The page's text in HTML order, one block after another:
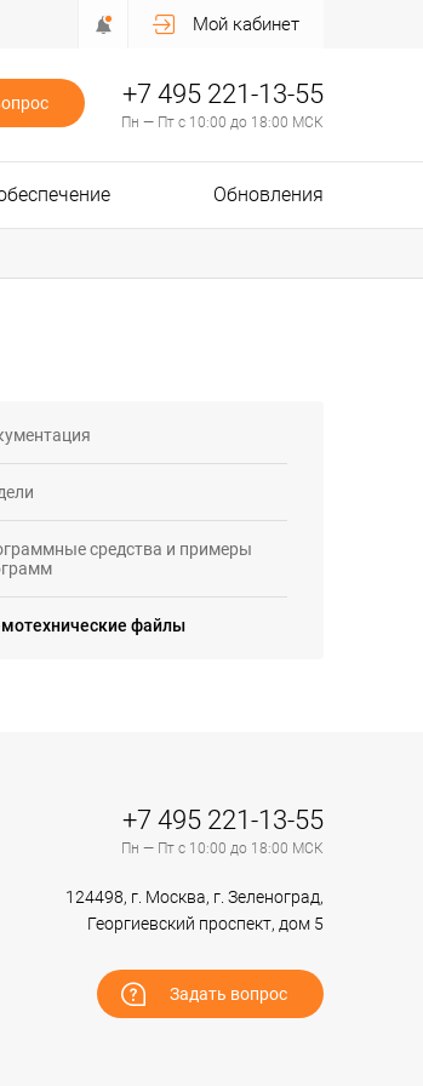
Мой кабинет
+7 495 221-13-55
Пн — Пт с 10:00 до 18:00 МСК
Обновления
средства и примеры
файлы
+7 495 221-13-55
Пн — Пт с 10:00 до 18:00 МСК
124498, г. Москва, г. Зеленоград,
Георгиевский проспект, дом 5
Задать вопрос